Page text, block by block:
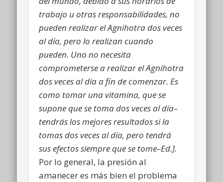
trabajo u otras responsabilidades, no
pueden realizar el Agnihotra dos veces
al día, pero lo realizan cuando
pueden. Uno no necesita
comprometerse a realizar el Agnihotra
dos veces al día a fin de comenzar. Es
como tomar una vitamina, que se
supone que se toma dos veces al día–
tendrás los mejores resultados si la
tomas dos veces al día, pero tendrá
sus efectos siempre que se tome–Ed.].
Por lo general, la presión al
amanecer es más bien el problema